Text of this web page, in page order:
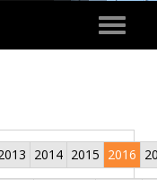
Toggle
2014 2015 2016